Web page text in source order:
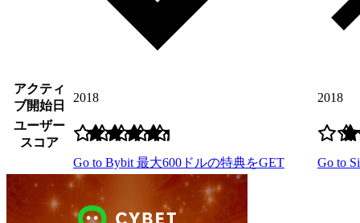
アクティ
ブ開始日
2018 2018
ユーザー
スコア
Go to Bybit 最大600ドルの特典をGET Go to